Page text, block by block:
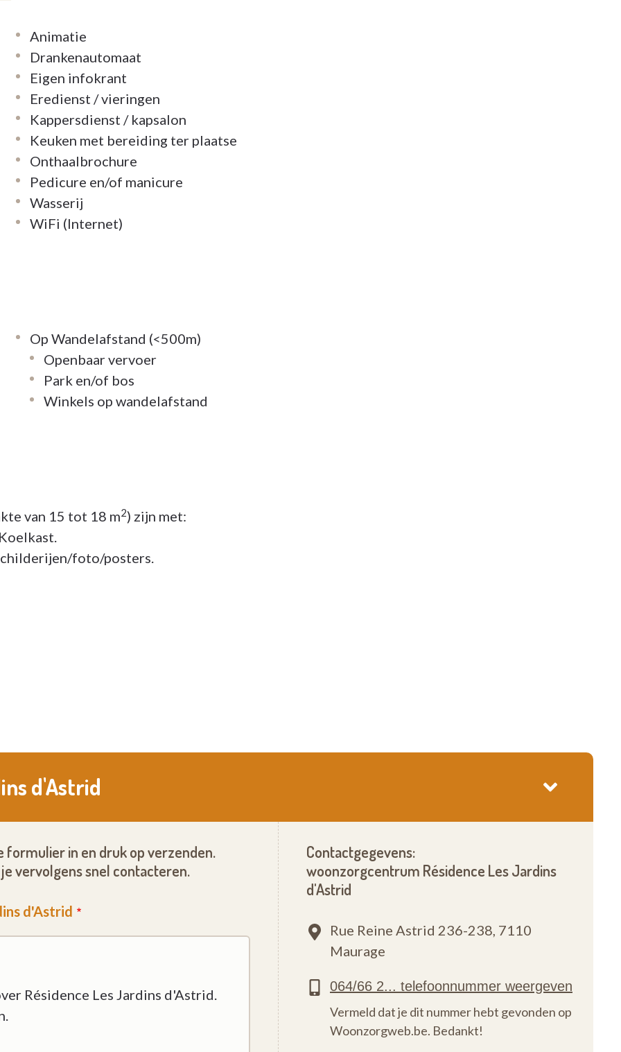
Animatie
Drankenautomaat
Eigen infokrant
Eredienst / vieringen
Kappersdienst / kapsalon
Keuken met bereiding ter plaatse
Onthaalbrochure
Pedicure en/of manicure
Wasserij
WiFi (Internet)
Op Wandelafstand (<500m)
Openbaar vervoer
Park en/of bos
Winkels op wandelafstand
van 15 tot 18 m2) zijn met:
foto/posters.
d'Astrid
in en druk op verzenden.
vervolgens snel contacteren.
d'Astrid
Contactgegevens:
woonzorgcentrum Résidence Les Jardins
d'Astrid
Rue Reine Astrid 236-238, 7110
Maurage
Vermeld dat je dit nummer hebt gevonden op
Woonzorgweb.be. Bedankt!